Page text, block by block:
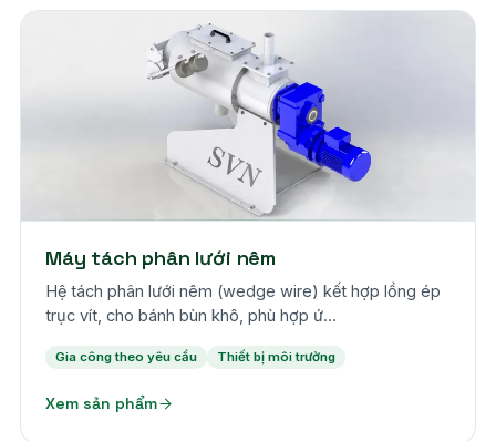
Máy tách phân lưới nêm
Hệ tách phân lưới nêm (wedge wire) kết hợp lồng ép
trục vít, cho bánh bùn khô, phù hợp ứ…
Gia công theo yêu cầu Thiết bị môi trường
Xem sản phẩm